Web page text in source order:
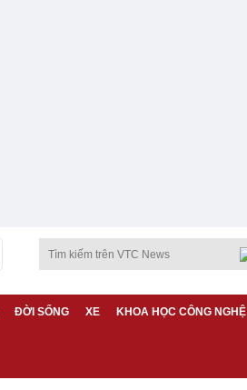
ĐỜI SỐNG XE KHOA HỌC CÔNG NGHỆ